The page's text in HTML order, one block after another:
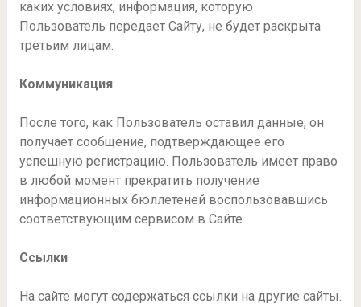
каких условиях, информация, которую
Пользователь передает Сайту, не будет раскрыта
третьим лицам.
Коммуникация
После того, как Пользователь оставил данные, он
получает сообщение, подтверждающее его
успешную регистрацию. Пользователь имеет право
в любой момент прекратить получение
информационных бюллетеней воспользовавшись
соответствующим сервисом в Сайте.
Ссылки
На сайте могут содержаться ссылки на другие сайты.